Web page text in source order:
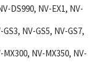
DS990, NV-EX1, NV-
NV-GS5, NV-GS7,
NV-MX350, NV-